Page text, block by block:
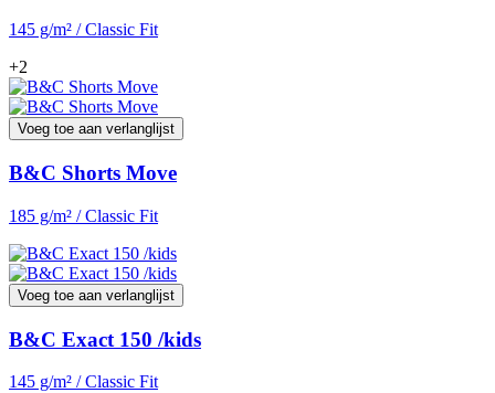
145 g/m² / Classic Fit
+2
Voeg toe aan verlanglijst
B&C Shorts Move
185 g/m² / Classic Fit
Voeg toe aan verlanglijst
B&C Exact 150 /kids
145 g/m² / Classic Fit